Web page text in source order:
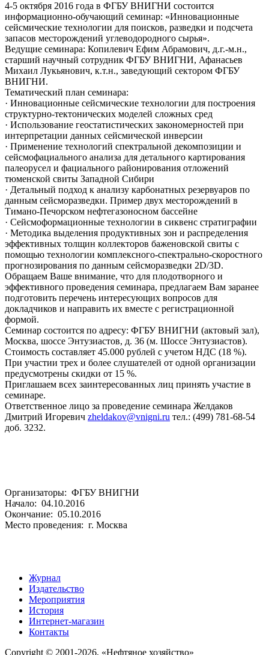
4-5 октября 2016 года в ФГБУ ВНИГНИ состоится
информационно-обучающий семинар: «Инновационные
сейсмические технологии для поисков, разведки и подсчета
запасов месторождений углеводородного сырья».
Ведущие семинара: Копилевич Ефим Абрамович, д.г.-м.н.,
старший научный сотрудник ФГБУ ВНИГНИ, Афанасьев
Михаил Лукьянович, к.т.н., заведующий сектором ФГБУ
ВНИГНИ.
Тематический план семинара:
· Инновационные сейсмические технологии для построения
структурно-тектонических моделей сложных сред
· Использование геостатистических закономерностей при
интерпретации данных сейсмической инверсии
· Применение технологий спектральной декомпозиции и
сейсмофациального анализа для детального картирования
палеорусел и фациального районирования отложений
тюменской свиты Западной Сибири
· Детальный подход к анализу карбонатных резервуаров по
данным сейсморазведки. Пример двух месторождений в
Тимано-Печорском нефтегазоносном бассейне
· Сейсмоформационные технологии в сиквенс стратиграфии
· Методика выделения продуктивных зон и распределения
эффективных толщин коллекторов баженовской свиты с
помощью технологии комплексного-спектрально-скоростного
прогнозирования по данным сейсморазведки 2D/3D.
Обращаем Ваше внимание, что для плодотворного и
эффективного проведения семинара, предлагаем Вам заранее
подготовить перечень интересующих вопросов для
докладчиков и направить их вместе с регистрационной
формой.
Семинар состоится по адресу: ФГБУ ВНИГНИ (актовый зал),
Москва, шоссе Энтузиастов, д. 36 (м. Шоссе Энтузиастов).
Стоимость составляет 45.000 рублей с учетом НДС (18 %).
При участии трех и более слушателей от одной организации
предусмотрены скидки от 15 %.
Приглашаем всех заинтересованных лиц принять участие в
семинаре.
Ответственное лицо за проведение семинара Желдаков
Дмитрий Игоревич zheldakov@vnigni.ru тел.: (499) 781-68-54
доб. 3232.
Организаторы: ФГБУ ВНИГНИ
Начало: 04.10.2016
Окончание: 05.10.2016
Место проведения: г. Москва
Журнал
Издательство
Мероприятия
История
Интернет-магазин
Контакты
Copyright © 2001-2026, «Нефтяное хозяйство»